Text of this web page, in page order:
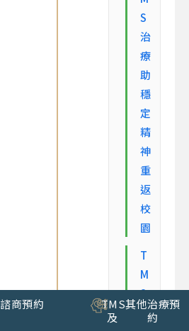
S
治
療
助
穩
定
精
神
重
返
校
園
T
M
S
經
諮商預約
TMS
及
其他治療預
約